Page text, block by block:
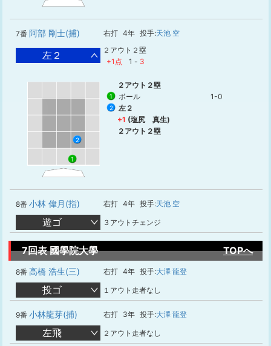
7番 阿部 剛士(捕) 右打 4年 投手:天池 空
左２
２アウト２塁
+1点
1 - 3
1
2
２アウト２塁
1 ボール 1-0
2
左２
+1 (塩尻 真生)
２アウト２塁
8番 小林 偉月(指) 右打 4年 投手:天池 空
遊ゴ ３アウトチェンジ
7回表 國學院大學 TOPへ
8番 高橋 浩生(三) 右打 4年 投手:大澤 龍登
投ゴ １アウト走者なし
9番 小林龍芽(捕) 右打 3年 投手:大澤 龍登
左飛 ２アウト走者なし